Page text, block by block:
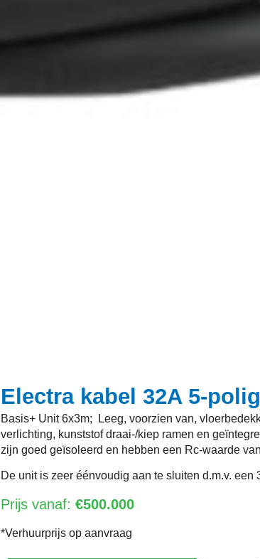
Electra kabel 32A 5-
Basis+ Unit 6x3m; Leeg, voorzien van,
verlichting, kunststof draai-/kiep ramen en
zijn goed geïsoleerd en hebben een Rc-waarde
De unit is zeer éénvoudig aan te sluiten d.m.v.
Prijs vanaf: €500.000
*Verhuurprijs op aanvraag